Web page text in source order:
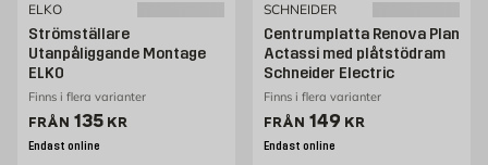
ELKO
Strömställare
Utanpåliggande Montage
ELKO
Finns i flera varianter
FRÅN Pris 135 kr
135 KR
Endast online
SCHNEIDER
Centrumplatta Renova Plan
Actassi med plåtstödram
Schneider Electric
Finns i flera varianter
FRÅN Pris 149 kr
149 KR
Endast online